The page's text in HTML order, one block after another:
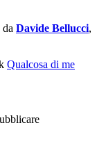
da Davide Bellucci,
Qualcosa di me